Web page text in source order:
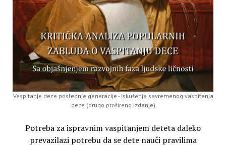
Vaspitanje dece poslednje generacije - iskušenja savremenog vaspitanja
dece (drugo prošireno izdanje)
Potreba za ispravnim vaspitanjem deteta daleko
prevazilazi potrebu da se dete nauči pravilima